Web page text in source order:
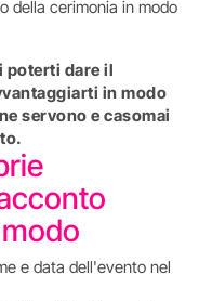
della cerimonia in modo
poterti dare il
in modo
servono e casomai
e data dell'evento nel